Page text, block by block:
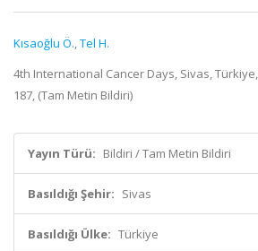
Kısaoğlu Ö.,Tel H.
4th International Cancer Days, Sivas, Türkiye,
187, (Tam Metin Bildiri)
Yayın Türü: Bildiri / Tam Metin Bildiri
Basıldığı Şehir: Sivas
Basıldığı Ülke: Türkiye